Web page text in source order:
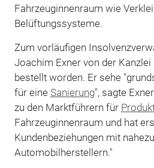
Fahrzeuginnenraum wie
Belüftungssysteme.
Zum vorläufigen
Joachim Exner von der Kanzlei
bestellt worden. Er sehe
für eine Sanierung", sagte
zu den Marktführern für
Fahrzeuginnenraum und hat
Kundenbeziehungen mit
Automobilherstellern."